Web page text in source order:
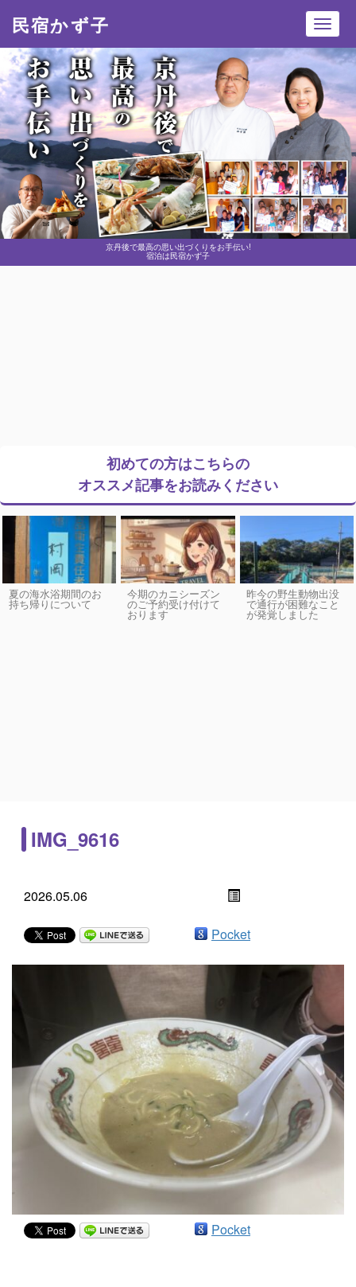
京丹後で最高の思い出づくりをお手伝い!
宿泊は民宿かず子
民宿かず子
初めての方はこちらの
オススメ記事をお読みください
夏の海水浴期間のお
持ち帰りについて
今期のカニシーズン
のご予約受け付けて
おります
昨今の野生動物出没
で通行が困難なこと
が発覚しました
IMG_9616
2026.05.06
Pocket
Pocket